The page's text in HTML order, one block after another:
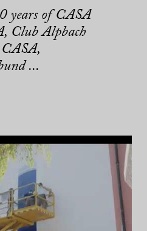
years of CASA
Club Alpbach
...